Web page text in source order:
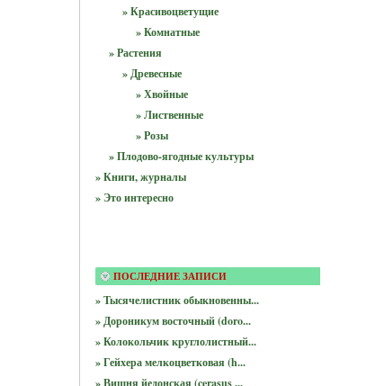
» Красивоцветущие
» Комнатные
» Растения
» Древесные
» Хвойные
» Лиственные
» Розы
» Плодово-ягодные культуры
» Книги, журналы
» Это интересно
ПОСЛЕДНИЕ ЗАПИСИ
» Тысячелистник обыкновенны...
» Дороникум восточный (doro...
» Колокольчик круглолистный...
» Гейхера мелкоцветковая (h...
» Вишня йедонская (cerasus ...